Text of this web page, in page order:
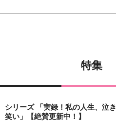
特集
シリーズ 「実録！私の人生、泣き
笑い」【絶賛更新中！】